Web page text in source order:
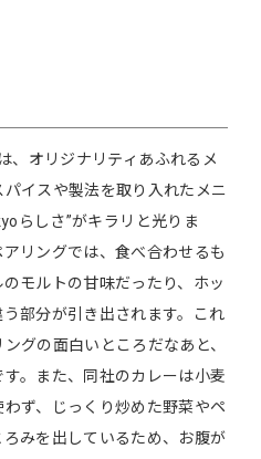
、オリジナリティあふれるメ
イスや製法を取り入れたメニ
らしさ”がキラリと光りま
リングでは、食べ合わせるも
モルトの甘味だったり、ホッ
部分が引き出されます。これ
グの面白いところだなあと、
。また、同社のカレーは小麦
ず、じっくり炒めた野菜やペ
みを出しているため、お腹が